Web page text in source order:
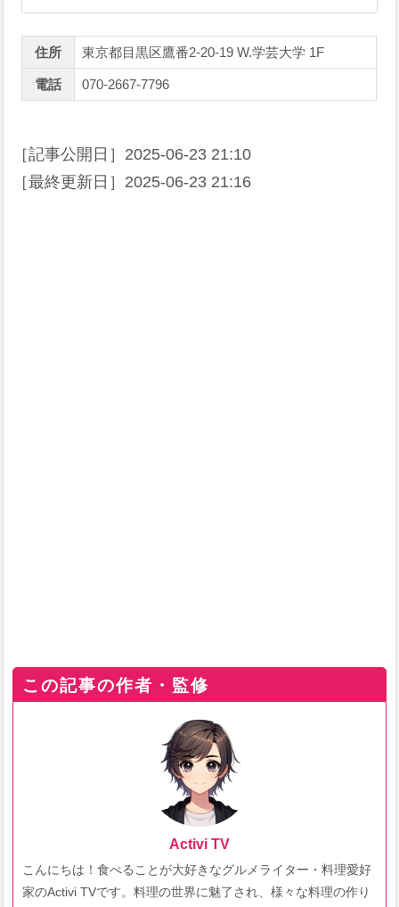
住所 東京都目黒区鷹番2-20-19 W.学芸大学 1F
電話 070-2667-7796
［記事公開日］ 2025-06-23 21:10
［最終更新日］ 2025-06-23 21:16
この記事の作者・監修
Activi TV
こんにちは！食べることが大好きなグルメライター・料理愛好
家のActivi TVです。料理の世界に魅了され、様々な料理の作り